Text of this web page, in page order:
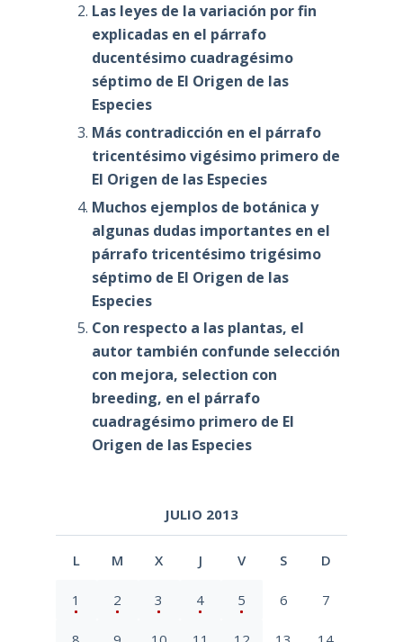
Las leyes de la variación por fin
explicadas en el párrafo
ducentésimo cuadragésimo
séptimo de El Origen de las
Especies
Más contradicción en el párrafo
tricentésimo vigésimo primero de
El Origen de las Especies
Muchos ejemplos de botánica y
algunas dudas importantes en el
párrafo tricentésimo trigésimo
séptimo de El Origen de las
Especies
Con respecto a las plantas, el
autor también confunde selección
con mejora, selection con
breeding, en el párrafo
cuadragésimo primero de El
Origen de las Especies
JULIO 2013
L M X J V S D
1 2 3 4 5 6 7